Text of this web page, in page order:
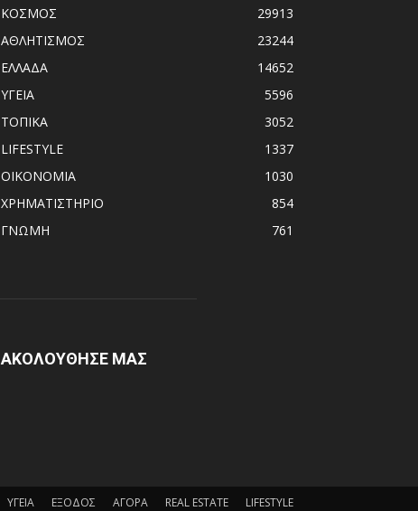
ΚΟΣΜΟΣ
29913
ΑΘΛΗΤΙΣΜΟΣ
23244
ΕΛΛΑΔΑ
14652
ΥΓΕΙΑ
5596
ΤΟΠΙΚΑ
3052
LIFESTYLE
1337
ΟΙΚΟΝΟΜΙΑ
1030
ΧΡΗΜΑΤΙΣΤΗΡΙΟ
854
ΓΝΩΜΗ
761
ΑΚΟΛΟΥΘΗΣΕ ΜΑΣ
ΥΓΕΙΑ ΕΞΟΔΟΣ ΑΓΟΡΑ REAL ESTATE LIFESTYLE